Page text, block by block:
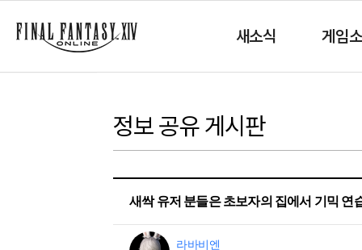
새소식 게임
정보 공유 게시판
새싹 유저 분들은 초보자의 집에서 기믹 연
라바비엔